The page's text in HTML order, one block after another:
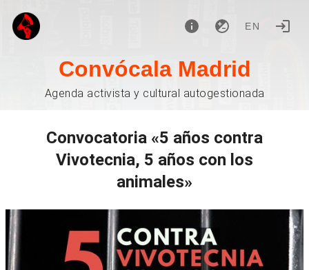
EN
Convócala Madrid
Agenda activista y cultural autogestionada
Convocatoria «5 años contra
Vivotecnia, 5 años con los
animales»